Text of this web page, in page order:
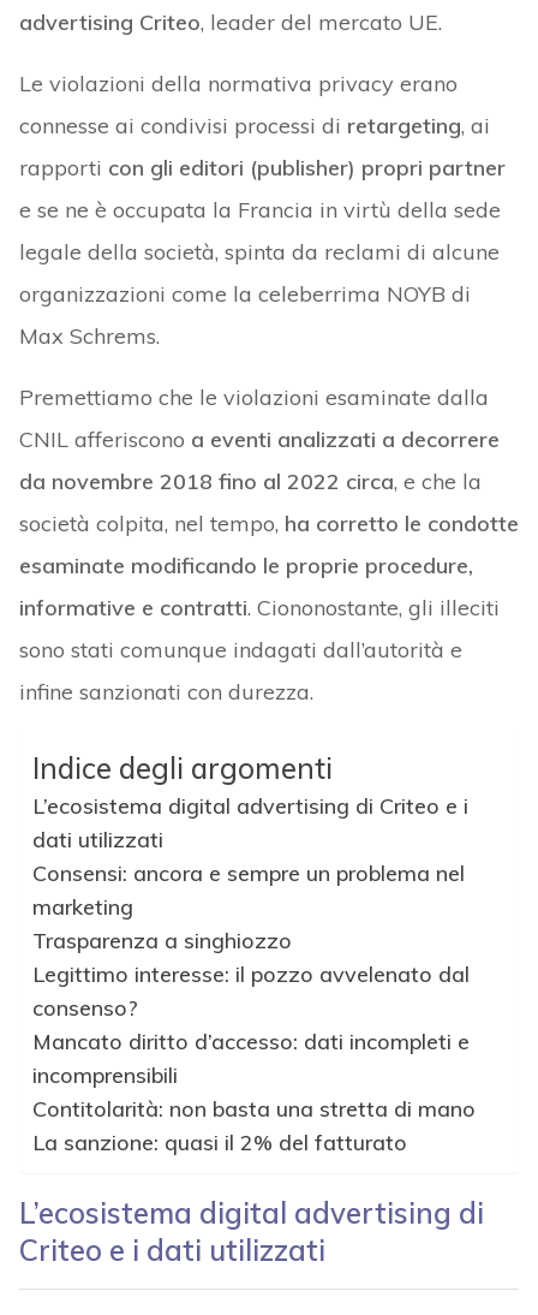
advertising Criteo, leader del mercato UE.
Le violazioni della normativa privacy erano
connesse ai condivisi processi di retargeting, ai
rapporti con gli editori (publisher) propri partner
e se ne è occupata la Francia in virtù della sede
legale della società, spinta da reclami di alcune
organizzazioni come la celeberrima NOYB di
Max Schrems.
Premettiamo che le violazioni esaminate dalla
CNIL afferiscono a eventi analizzati a decorrere
da novembre 2018 fino al 2022 circa, e che la
società colpita, nel tempo, ha corretto le condotte
esaminate modificando le proprie procedure,
informative e contratti. Ciononostante, gli illeciti
sono stati comunque indagati dall’autorità e
infine sanzionati con durezza.
Indice degli argomenti
L’ecosistema digital advertising di Criteo e i
dati utilizzati
Consensi: ancora e sempre un problema nel
marketing
Trasparenza a singhiozzo
Legittimo interesse: il pozzo avvelenato dal
consenso?
Mancato diritto d’accesso: dati incompleti e
incomprensibili
Contitolarità: non basta una stretta di mano
La sanzione: quasi il 2% del fatturato
L’ecosistema digital advertising di
Criteo e i dati utilizzati